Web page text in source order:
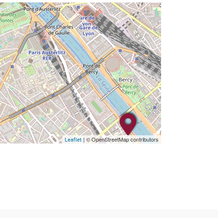
Leaflet | © OpenStreetMap contributors